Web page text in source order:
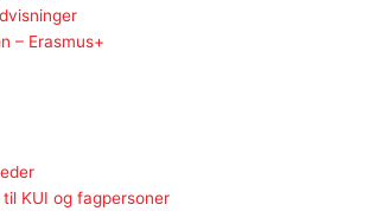
– Erasmus+
KUI og fagpersoner